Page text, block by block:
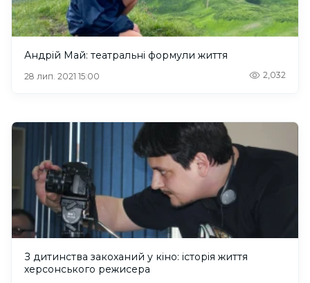
Андрій Май: театральні формули життя
28 лип. 2021 15:00 2,032
З дитинства закоханий у кіно: історія життя
херсонського режисера